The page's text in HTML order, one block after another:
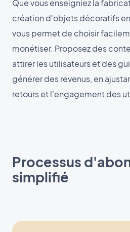
Que vous enseigniez la
création d'objets décoratifs
vous permet de choisir
monétiser. Proposez des
attirer les utilisateurs et des
générer des revenus, en
retours et l'engagement des
Processus
simplifié